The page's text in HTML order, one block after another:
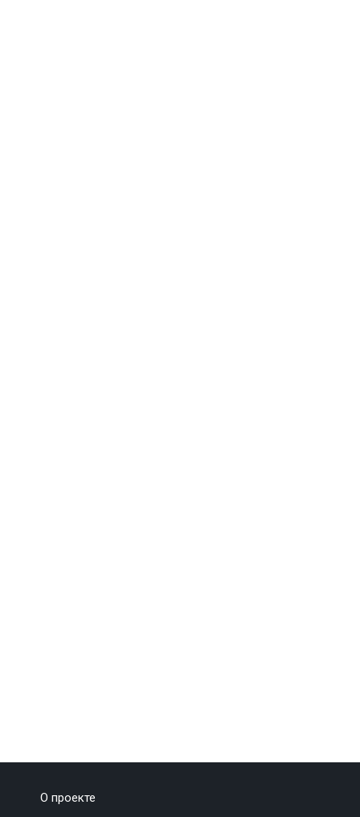
О проекте